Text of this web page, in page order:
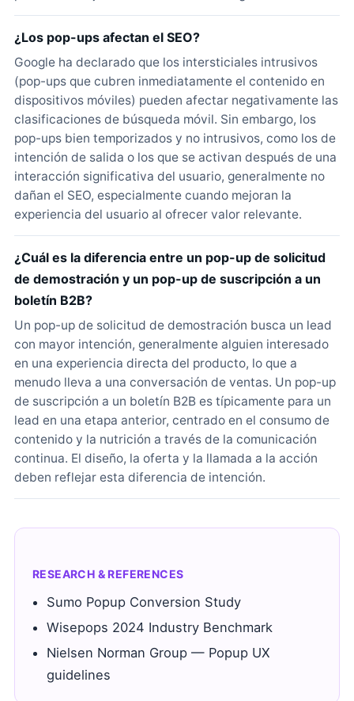
¿Los pop-ups afectan el SEO?
Google ha declarado que los intersticiales intrusivos
(pop-ups que cubren inmediatamente el contenido en
dispositivos móviles) pueden afectar negativamente las
clasificaciones de búsqueda móvil. Sin embargo, los
pop-ups bien temporizados y no intrusivos, como los de
intención de salida o los que se activan después de una
interacción significativa del usuario, generalmente no
dañan el SEO, especialmente cuando mejoran la
experiencia del usuario al ofrecer valor relevante.
¿Cuál es la diferencia entre un pop-up de solicitud
de demostración y un pop-up de suscripción a un
boletín B2B?
Un pop-up de solicitud de demostración busca un lead
con mayor intención, generalmente alguien interesado
en una experiencia directa del producto, lo que a
menudo lleva a una conversación de ventas. Un pop-up
de suscripción a un boletín B2B es típicamente para un
lead en una etapa anterior, centrado en el consumo de
contenido y la nutrición a través de la comunicación
continua. El diseño, la oferta y la llamada a la acción
deben reflejar esta diferencia de intención.
RESEARCH & REFERENCES
Sumo Popup Conversion Study
Wisepops 2024 Industry Benchmark
Nielsen Norman Group — Popup UX
guidelines